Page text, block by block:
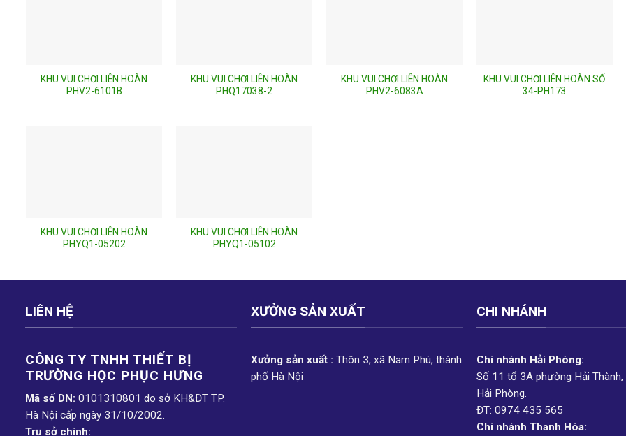
KHU VUI CHƠI LIÊN HOÀN
PHV2-6101B
KHU VUI CHƠI LIÊN HOÀN
PHQ17038-2
KHU VUI CHƠI LIÊN HOÀN
PHV2-6083A
KHU VUI CHƠI LIÊN HOÀN SỐ
34-PH173
KHU VUI CHƠI LIÊN HOÀN
PHYQ1-05202
KHU VUI CHƠI LIÊN HOÀN
PHYQ1-05102
LIÊN HỆ
CÔNG TY TNHH THIẾT BỊ
TRƯỜNG HỌC PHỤC H­ƯNG
Mã số DN: 0101310801 do sở KH&ĐT TP.
Hà Nội cấp ngày 31/10/2002.
Trụ sở chính:
XƯỞNG SẢN XUẤT
Xưởng sản xuất : Thôn 3, xã Nam Phù, thành
phố Hà Nội
CHI NHÁNH
Chi nhánh Hải Phòng:
Số 11 tổ 3A phường Hải Thành,
Hải Phòng.
ĐT: 0974 435 565
Chi nhánh Thanh Hóa: